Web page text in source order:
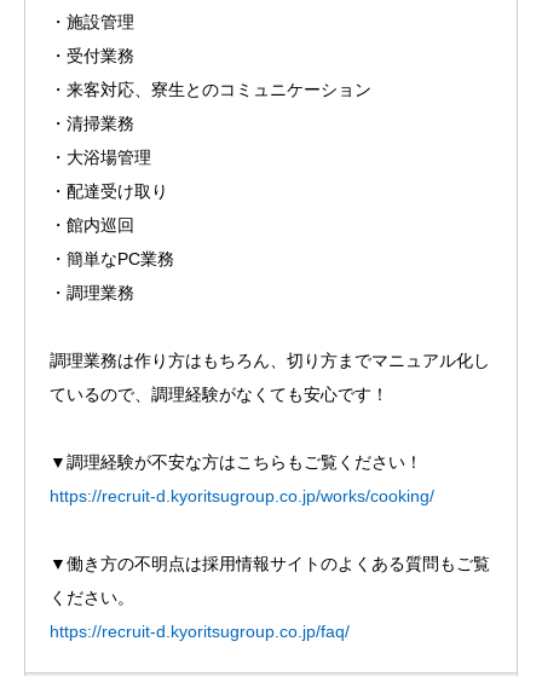
・施設管理
・受付業務
・来客対応、寮生とのコミュニケーション
・清掃業務
・大浴場管理
・配達受け取り
・館内巡回
・簡単なPC業務
・調理業務
調理業務は作り方はもちろん、切り方までマニュアル化し
ているので、調理経験がなくても安心です！
▼調理経験が不安な方はこちらもご覧ください！
https://recruit-d.kyoritsugroup.co.jp/works/cooking/
▼働き方の不明点は採用情報サイトのよくある質問もご覧
ください。
https://recruit-d.kyoritsugroup.co.jp/faq/